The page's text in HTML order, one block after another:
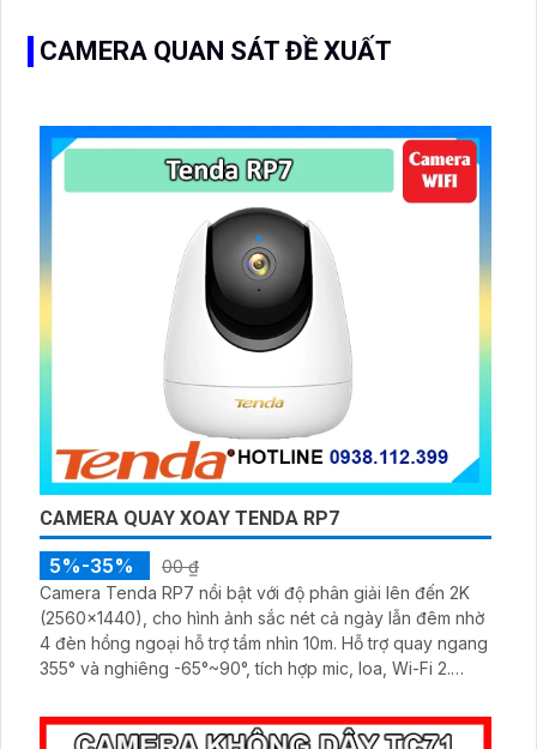
CAMERA QUAN SÁT ĐỀ XUẤT
CAMERA QUAY XOAY TENDA RP7
5%-35%
00 ₫
Camera Tenda RP7 nổi bật với độ phân giải lên đến 2K
(2560×1440), cho hình ảnh sắc nét cả ngày lẫn đêm nhờ
4 đèn hồng ngoại hỗ trợ tầm nhìn 10m. Hỗ trợ quay ngang
355° và nghiêng -65°~90°, tích hợp mic, loa, Wi-Fi 2.
bằng âm thanh – ánh sáng.